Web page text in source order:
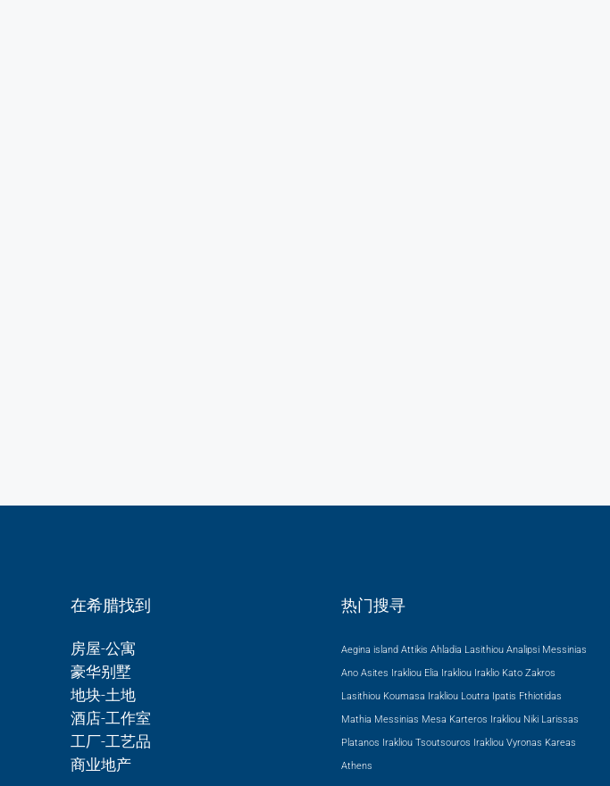
在希腊找到
房屋-公寓
豪华别墅
地块-土地
酒店-工作室
工厂-工艺品
商业地产
热门搜寻
Aegina island Attikis Ahladia Lasithiou Analipsi Messinias
Ano Asites Irakliou Elia Irakliou Iraklio Kato Zakros
Lasithiou Koumasa Irakliou Loutra Ipatis Fthiotidas
Mathia Messinias Mesa Karteros Irakliou Niki Larissas
Platanos Irakliou Tsoutsouros Irakliou Vyronas Kareas
Athens